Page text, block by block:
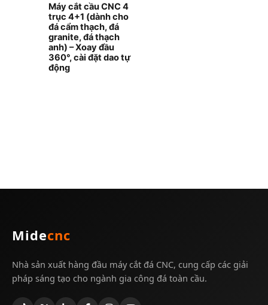
Máy cắt cầu CNC 4
trục 4+1 (dành cho
đá cẩm thạch, đá
granite, đá thạch
anh) – Xoay đầu
360°, cài đặt dao tự
động
Midecnc
Nhà sản xuất hàng đầu máy cắt đá CNC, cung cấp các giải
pháp sáng tạo cho ngành gia công đá toàn cầu.